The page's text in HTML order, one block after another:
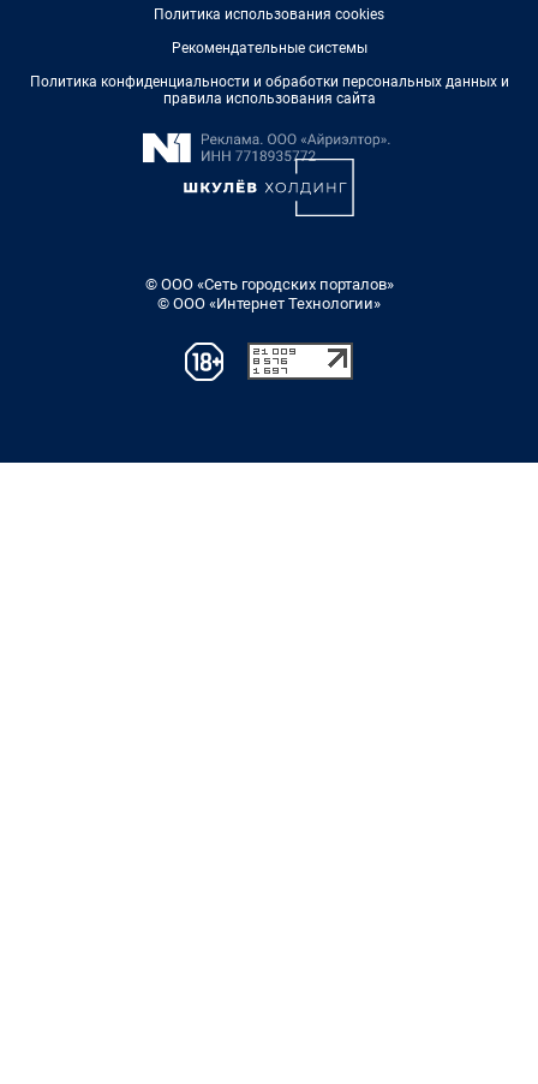
Политика использования cookies
Рекомендательные системы
Политика конфиденциальности и обработки персональных данных и
правила использования сайта
© ООО «Сеть городских порталов»
© ООО «Интернет Технологии»